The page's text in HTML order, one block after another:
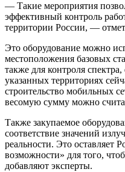
— Такие мероприятия
эффективный контроль
территории России, —
Это оборудование можно
местоположения базовых
также для контроля
указанных территориях
строительство мобильных
весомую сумму можно
Также закупаемое
соответствие значений
реальности. Это оставляет
возможности» для того,
добавляют эксперты.